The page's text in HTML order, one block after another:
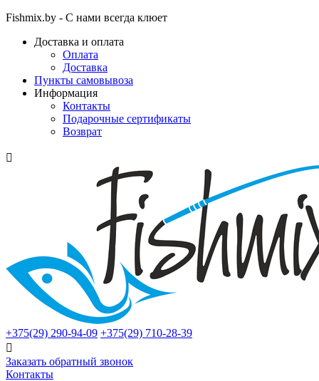
Fishmix.by - С нами всегда клюет
Доставка и оплата
Оплата
Доставка
Пункты самовывоза
Информация
Контакты
Подарочные сертификаты
Возврат

+375(29) 290-94-09 +375(29) 710-28-39

Заказать обратный звонок
Контакты